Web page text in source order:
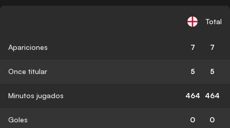
Total
Apariciones 7 7
Once titular 5 5
Minutos jugados 464 464
Goles 0 0